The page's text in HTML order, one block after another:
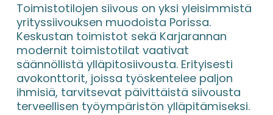
Toimistotilojen siivous on yksi yleisimmistä
yrityssiivouksen muodoista Porissa.
Keskustan toimistot sekä Karjarannan
modernit toimistotilat vaativat
säännöllistä ylläpitosiivousta. Erityisesti
avokonttorit, joissa työskentelee paljon
ihmisiä, tarvitsevat päivittäistä siivousta
terveellisen työympäristön ylläpitämiseksi.